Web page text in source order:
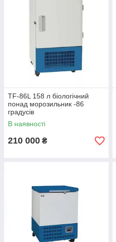
TF-86L 158 л біологічний
понад морозильник -86
градусів
В наявності
210 000 ₴